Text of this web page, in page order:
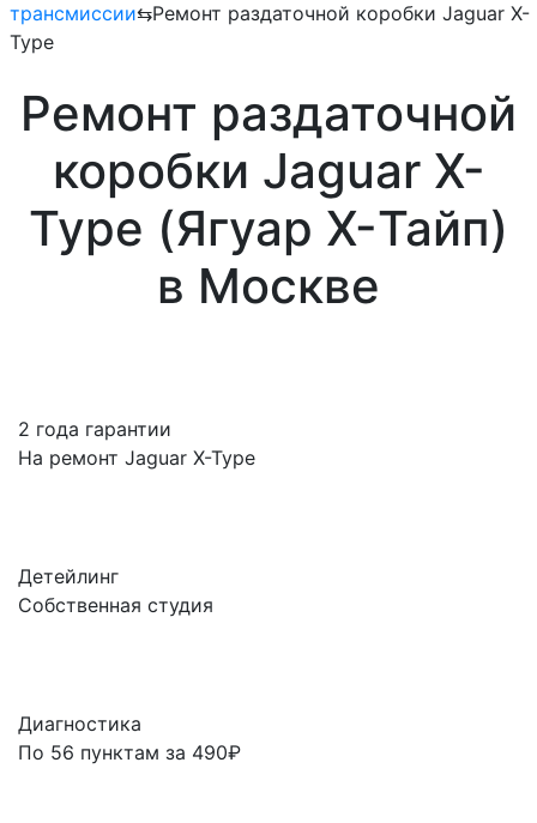
трансмиссии⇆Ремонт раздаточной коробки Jaguar X-
Type
Ремонт раздаточной
коробки Jaguar X-
Type (Ягуар X-Тайп)
в Москве
2 года гарантии
На ремонт Jaguar X-Type
Детейлинг
Собственная студия
Диагностика
По 56 пунктам за 490₽